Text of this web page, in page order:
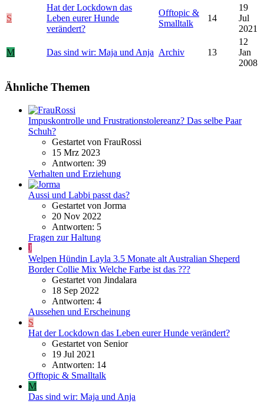
S
Hat der Lockdown das
Leben eurer Hunde
verändert?
Offtopic &
Smalltalk
14
19
Jul
2021
M Das sind wir: Maja und Anja Archiv 13
12
Jan
2008
Ähnliche Themen
Impuskontrolle und Frustrationstolereanz? Das selbe Paar
Schuh?
Gestartet von FrauRossi
15 Mrz 2023
Antworten: 39
Verhalten und Erziehung
Aussi und Labbi passt das?
Gestartet von Jorma
20 Nov 2022
Antworten: 5
Fragen zur Haltung
J
Welpen Hündin Layla 3.5 Monate alt Australian Sheperd
Border Collie Mix Welche Farbe ist das ???
Gestartet von Jindalara
18 Sep 2022
Antworten: 4
Aussehen und Erscheinung
S
Hat der Lockdown das Leben eurer Hunde verändert?
Gestartet von Senior
19 Jul 2021
Antworten: 14
Offtopic & Smalltalk
M
Das sind wir: Maja und Anja